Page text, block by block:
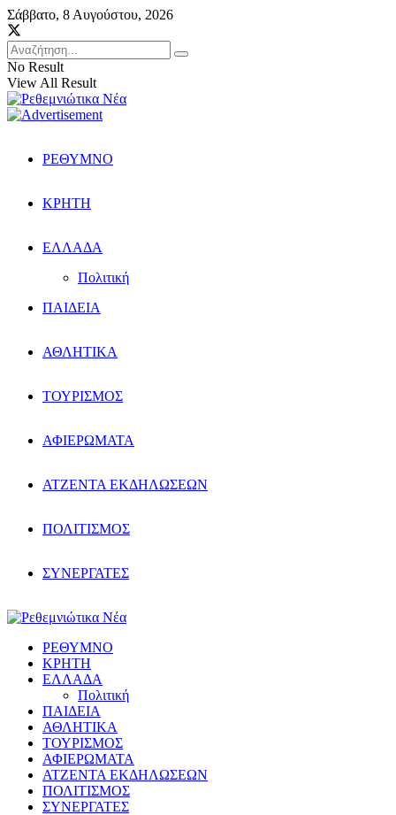
Σάββατο, 8 Αυγούστου, 2026
No Result
View All Result
ΡΕΘΥΜΝΟ
ΚΡΗΤΗ
ΕΛΛΑΔΑ
Πολιτική
ΠΑΙΔΕΙΑ
ΑΘΛΗΤΙΚΑ
ΤΟΥΡΙΣΜΟΣ
ΑΦΙΕΡΩΜΑΤΑ
ΑΤΖΕΝΤΑ ΕΚΔΗΛΩΣΕΩΝ
ΠΟΛΙΤΙΣΜΟΣ
ΣΥΝΕΡΓΑΤΕΣ
ΡΕΘΥΜΝΟ
ΚΡΗΤΗ
ΕΛΛΑΔΑ
Πολιτική
ΠΑΙΔΕΙΑ
ΑΘΛΗΤΙΚΑ
ΤΟΥΡΙΣΜΟΣ
ΑΦΙΕΡΩΜΑΤΑ
ΑΤΖΕΝΤΑ ΕΚΔΗΛΩΣΕΩΝ
ΠΟΛΙΤΙΣΜΟΣ
ΣΥΝΕΡΓΑΤΕΣ